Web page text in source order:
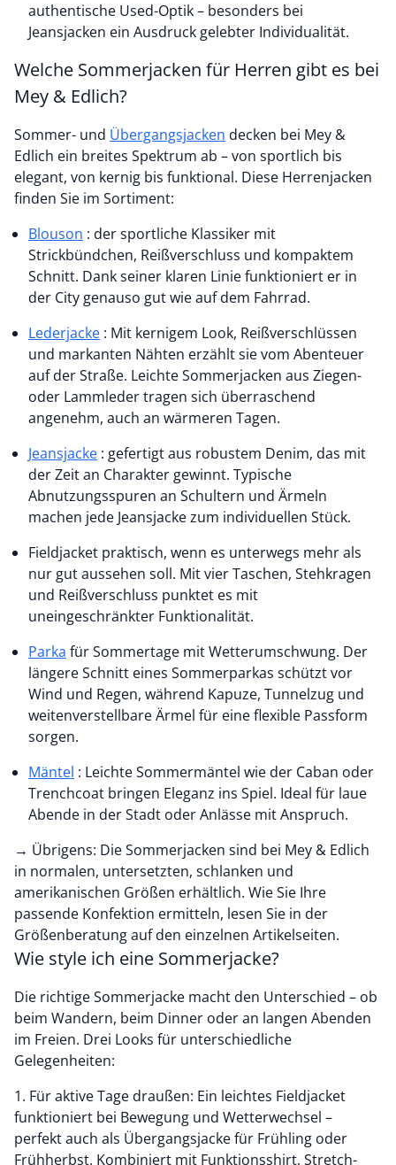
authentische Used-Optik – besonders bei
Jeansjacken ein Ausdruck gelebter Individualität.
Welche Sommerjacken für Herren gibt es bei
Mey & Edlich?
Sommer- und Übergangsjacken
Edlich ein breites Spektrum ab – von sportlich bis
elegant, von kernig bis funktional. Diese Herrenjacken
finden Sie im Sortiment:
Blouson : der sportliche Klassiker mit
Strickbündchen, Reißverschluss und kompaktem
Schnitt. Dank seiner klaren Linie funktioniert er in
der City genauso gut wie auf dem Fahrrad.
Lederjacke : Mit kernigem Look, Reißverschlüssen
und markanten Nähten erzählt sie vom Abenteuer
auf der Straße. Leichte Sommerjacken aus Ziegen-
oder Lammleder tragen sich überraschend
angenehm, auch an wärmeren Tagen.
Jeansjacke : gefertigt aus robustem Denim, das mit
der Zeit an Charakter gewinnt. Typische
Abnutzungsspuren an Schultern und Ärmeln
machen jede Jeansjacke zum individuellen Stück.
Fieldjacket praktisch, wenn es unterwegs mehr als
nur gut aussehen soll. Mit vier Taschen, Stehkragen
und Reißverschluss punktet es mit
uneingeschränkter Funktionalität.
Parka
längere Schnitt eines Sommerparkas schützt vor
Wind und Regen, während Kapuze, Tunnelzug und
weitenverstellbare Ärmel für eine flexible Passform
sorgen.
Mäntel : Leichte Sommermäntel wie der Caban oder
Trenchcoat bringen Eleganz ins Spiel. Ideal für laue
Abende in der Stadt oder Anlässe mit Anspruch.
→ Übrigens: Die Sommerjacken sind bei Mey & Edlich
in normalen, untersetzten, schlanken und
amerikanischen Größen erhältlich. Wie Sie Ihre
passende Konfektion ermitteln, lesen Sie in der
Größenberatung auf den einzelnen Artikelseiten.
Wie style ich eine Sommerjacke?
Die richtige Sommerjacke macht den Unterschied – ob
beim Wandern, beim Dinner oder an langen Abenden
im Freien. Drei Looks für unterschiedliche
Gelegenheiten:
1. Für aktive Tage draußen: Ein leichtes Fieldjacket
funktioniert bei Bewegung und Wetterwechsel –
perfekt auch als Übergangsjacke für Frühling oder
Frühherbst. Kombiniert mit Funktionsshirt, Stretch-